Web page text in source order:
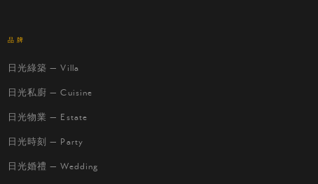
品牌
日光綠築 — Villa
日光私廚 — Cuisine
日光物業 — Estate
日光時刻 — Party
日光婚禮 — Wedding